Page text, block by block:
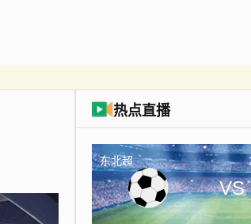
热点直播
东北超
VS